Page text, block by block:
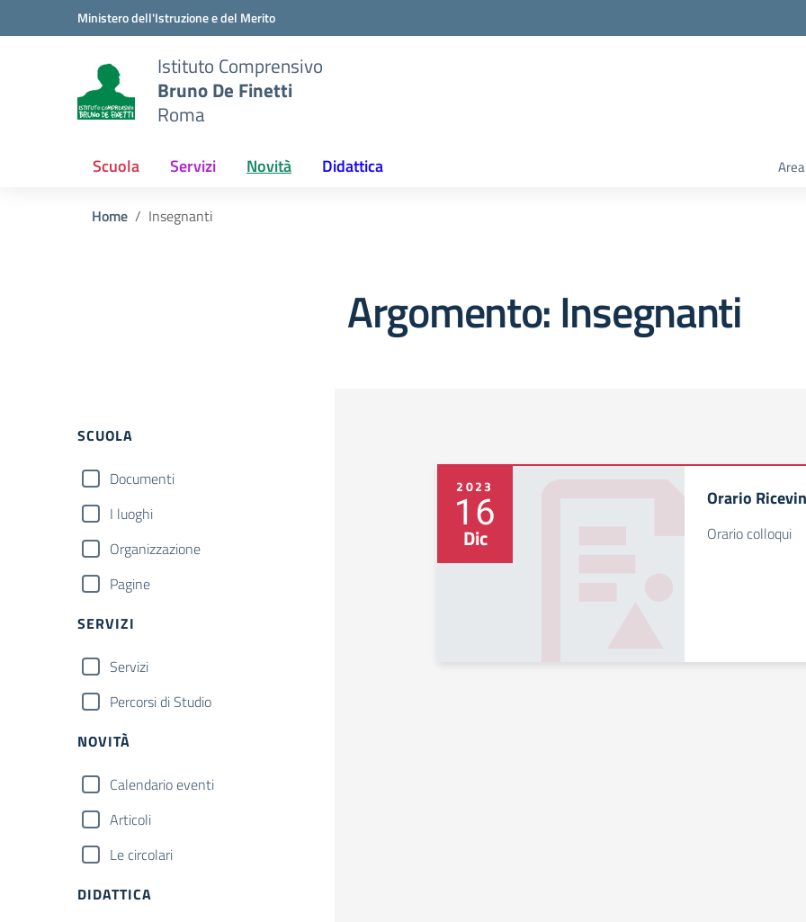
Vai ai contenuti
Vai al menu di navigazioneMinistero dell'Istruzione e del Merito
Istituto Comprensivo
Bruno De Finetti
Roma
Scuola Servizi Novità Didattica
Home Insegnanti
Argomento: Insegnanti
Filtri
SCUOLA
Documenti
I luoghi
Organizzazione
Pagine
SERVIZI
Servizi
Percorsi di Studio
NOVITÀ
Calendario eventi
Articoli
Le circolari
DIDATTICA
2023
16
Dic
Orario
Orario colloqui